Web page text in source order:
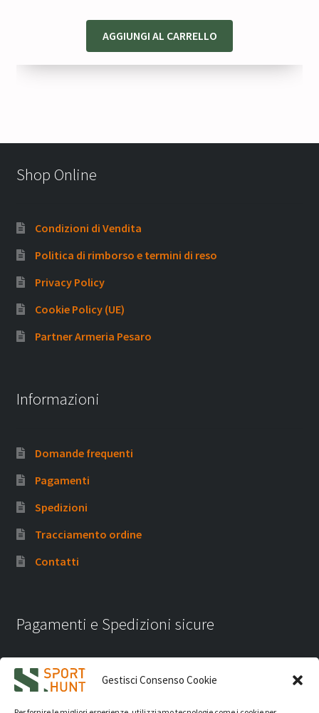
Gestisci Consenso Cookie
AGGIUNGI AL CARRELLO
Shop Online
Condizioni di Vendita
Politica di rimborso e termini di reso
Privacy Policy
Cookie Policy (UE)
Partner Armeria Pesaro
Informazioni
Domande frequenti
Pagamenti
Spedizioni
Tracciamento ordine
Contatti
Pagamenti e Spedizioni sicure